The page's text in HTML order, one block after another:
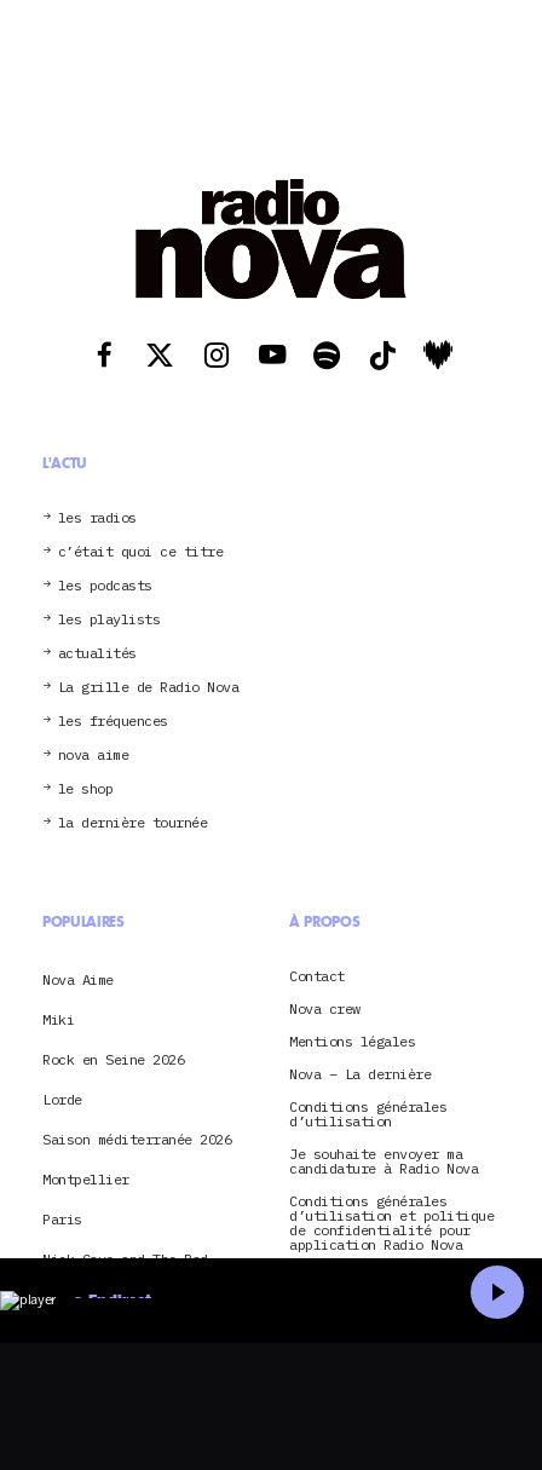
L'ACTU
les radios
c’était quoi ce titre
les podcasts
les playlists
actualités
La grille de Radio Nova
les fréquences
nova aime
le shop
la dernière tournée
POPULAIRES
Nova Aime
Miki
Rock en Seine 2026
Lorde
Saison méditerranée 2026
Montpellier
Paris
Nick Cave and The Bad
À PROPOS
Contact
Nova crew
Mentions légales
Nova – La dernière
Conditions générales
d’utilisation
Je souhaite envoyer ma
candidature à Radio Nova
Conditions générales
d’utilisation et politique
de confidentialité pour
application Radio Nova
confidentialité pour Nova
En direct